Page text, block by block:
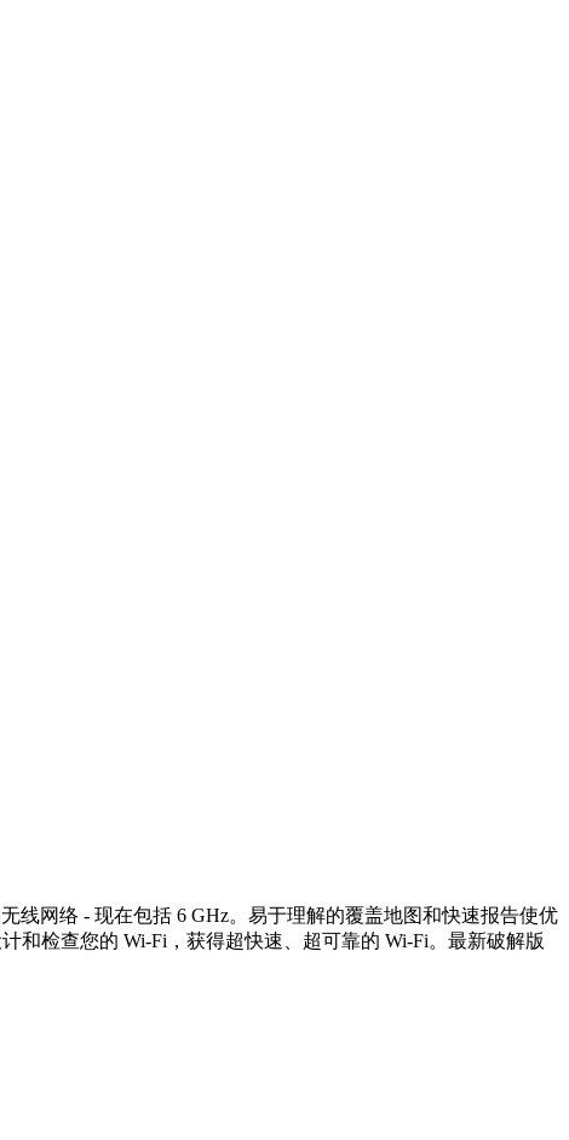
线网络 - 现在包括 6 GHz。易于理解的覆盖地图和快速报告使优
和检查您的 Wi-Fi，获得超快速、超可靠的 Wi-Fi。最新破解版